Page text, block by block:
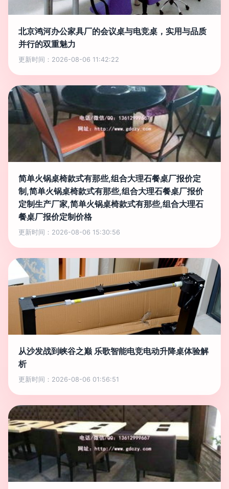
北京鸿河办公家具厂的会议桌与电竞桌，实用与品质
并行的双重魅力
更新时间：2026-08-06 11:42:22
简单火锅桌椅款式有那些,组合大理石餐桌厂报价定
制,简单火锅桌椅款式有那些,组合大理石餐桌厂报价
定制生产厂家,简单火锅桌椅款式有那些,组合大理石
餐桌厂报价定制价格
更新时间：2026-08-06 15:30:56
从沙发战到峡谷之巅 乐歌智能电竞电动升降桌体验解
析
更新时间：2026-08-06 01:56:51